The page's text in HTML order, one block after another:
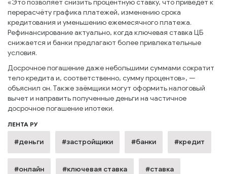
«Это позволяет снизить процентную ставку, что приведёт к
перерасчёту графика платежей, изменению срока
кредитования и уменьшению ежемесячного платежа.
Рефинансирование актуально, когда ключевая ставка ЦБ
снижается и банки предлагают более привлекательные
условия.
Досрочное погашение даже небольшими суммами сократит
тело кредита и, соответственно, сумму процентов», —
объяснил он. Также заёмщики могут оформить налоговый
вычет и направить полученные деньги на частичное
досрочное погашение ипотеки.
ЛЕНТА РУ
#деньги #застройщики #банки #кредит
#онлайн #ключевая ставка #ставка